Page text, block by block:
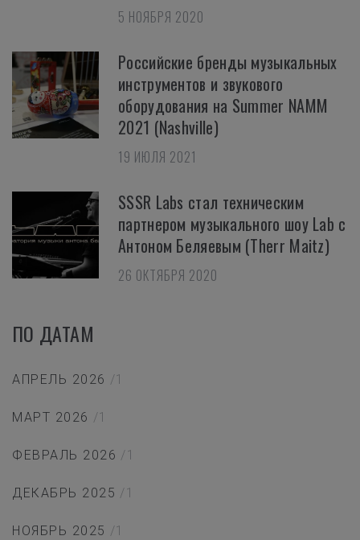
5 НОЯБРЯ 2020
Российские бренды музыкальных
инструментов и звукового
оборудования на Summer NAMM
2021 (Nashville)
19 ИЮЛЯ 2021
SSSR Labs стал техническим
партнером музыкального шоу Lab с
Антоном Беляевым (Therr Maitz)
26 ОКТЯБРЯ 2020
ПО ДАТАМ
АПРЕЛЬ 2026 /1
МАРТ 2026 /1
ФЕВРАЛЬ 2026 /1
ДЕКАБРЬ 2025 /1
НОЯБРЬ 2025 /1